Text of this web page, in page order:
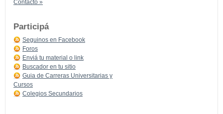
Contacto »
Participá
Seguinos en Facebook
Foros
Enviá tu material o link
Buscador en tu sitio
Guia de Carreras Universitarias y
Cursos
Colegios Secundarios